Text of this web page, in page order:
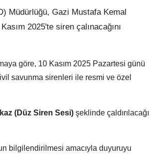
Müdürlüğü, Gazi Mustafa Kemal
2025'te siren çalınacağını
göre, 10 Kasım 2025 Pazartesi günü
savunma sirenleri ile resmi ve özel
(Düz Siren Sesi) şeklinde çaldırılacağı
bilgilendirilmesi amacıyla duyuruyu